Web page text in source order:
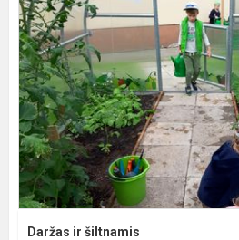
Daržas ir šiltnamis